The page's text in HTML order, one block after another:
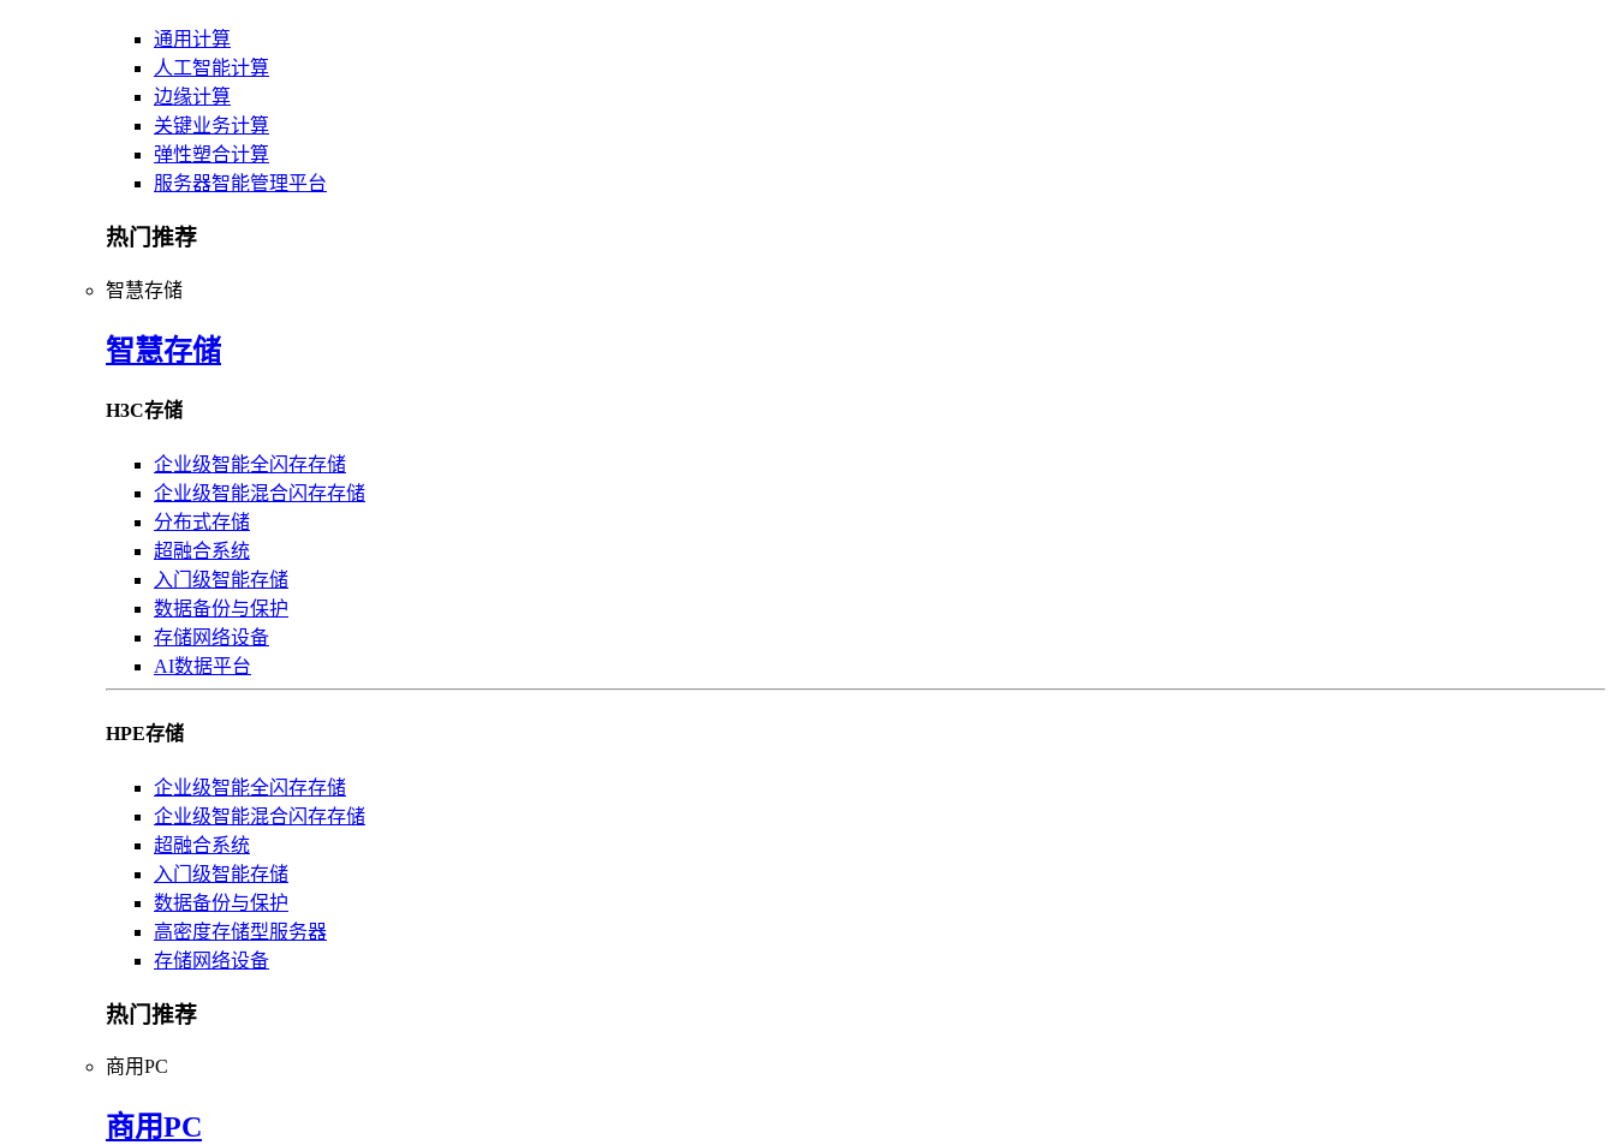
通用计算
人工智能计算
边缘计算
关键业务计算
弹性塑合计算
服务器智能管理平台
热门推荐
智慧存储
智慧存储
H3C存储
企业级智能全闪存存储
企业级智能混合闪存存储
分布式存储
超融合系统
入门级智能存储
数据备份与保护
存储网络设备
AI数据平台
HPE存储
企业级智能全闪存存储
企业级智能混合闪存存储
超融合系统
入门级智能存储
数据备份与保护
高密度存储型服务器
存储网络设备
热门推荐
商用PC
商用PC